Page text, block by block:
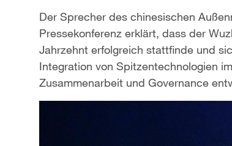
Der Sprecher des chinesischen
Pressekonferenz erklärt, dass der
Jahrzehnt erfolgreich stattfinde und
Integration von Spitzentechnologien
Zusammenarbeit und Governance